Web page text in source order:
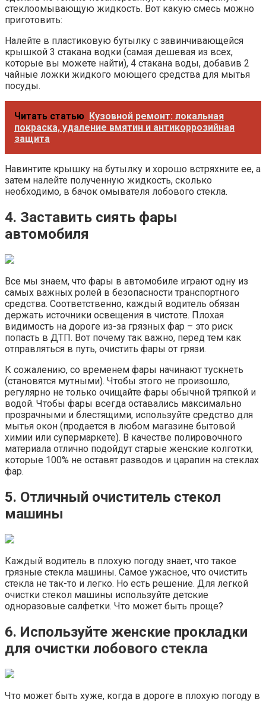
стеклоомывающую жидкость. Вот какую смесь можно
приготовить:
Налейте в пластиковую бутылку с завинчивающейся
крышкой 3 стакана водки (самая дешевая из всех,
которые вы можете найти), 4 стакана воды, добавив 2
чайные ложки жидкого моющего средства для мытья
посуды.
Читать статью Кузовной ремонт: локальная
покраска, удаление вмятин и антикоррозийная
защита
Навинтите крышку на бутылку и хорошо встряхните ее, а
затем налейте полученную жидкость, сколько
необходимо, в бачок омывателя лобового стекла.
4. Заставить сиять фары
автомобиля
Все мы знаем, что фары в автомобиле играют одну из
самых важных ролей в безопасности транспортного
средства. Соответственно, каждый водитель обязан
держать источники освещения в чистоте. Плохая
видимость на дороге из-за грязных фар – это риск
попасть в ДТП. Вот почему так важно, перед тем как
отправляться в путь, очистить фары от грязи.
К сожалению, со временем фары начинают тускнеть
(становятся мутными). Чтобы этого не произошло,
регулярно не только очищайте фары обычной тряпкой и
водой. Чтобы фары всегда оставались максимально
прозрачными и блестящими, используйте средство для
мытья окон (продается в любом магазине бытовой
химии или супермаркете). В качестве полировочного
материала отлично подойдут старые женские колготки,
которые 100% не оставят разводов и царапин на стеклах
фар.
5. Отличный очиститель стекол
машины
Каждый водитель в плохую погоду знает, что такое
грязные стекла машины. Самое ужасное, что очистить
стекла не так-то и легко. Но есть решение. Для легкой
очистки стекол машины используйте детские
одноразовые салфетки. Что может быть проще?
6. Используйте женские прокладки
для очистки лобового стекла
Что может быть хуже, когда в дороге в плохую погоду в